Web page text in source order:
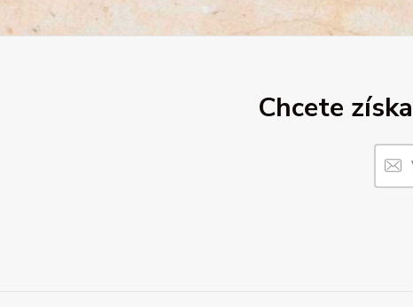
Chcete